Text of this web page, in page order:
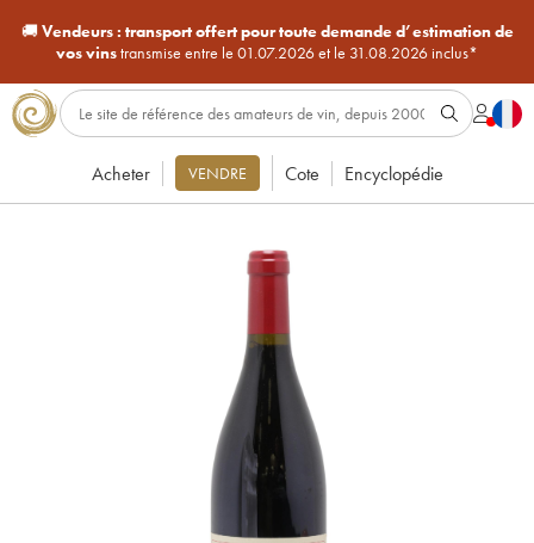
🚚Vendeurs : transport offert pour toute demande d’estimation de
vos vinstransmise entre le 01.07.2026 et le 31.08.2026 inclus*
Acheter VENDRE Cote Encyclopédie